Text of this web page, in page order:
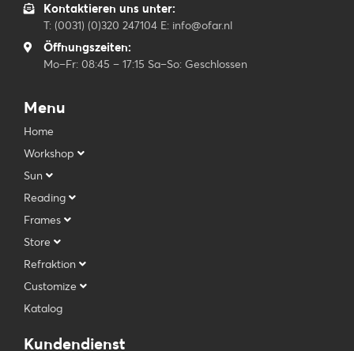
Kontaktieren uns unter:
T: (0031) (0)320 247104 E: info@ofar.nl
Öffnungszeiten:
Mo–Fr: 08:45 – 17:15 Sa–So: Geschlossen
Menu
Home
Workshop
Sun
Reading
Frames
Store
Refraktion
Customize
Katalog
Kundendienst